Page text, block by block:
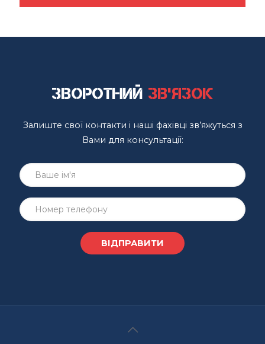
Зворотний зв'язок
Залиште свої контакти і наші фахівці зв’яжуться з
Вами для консультації: